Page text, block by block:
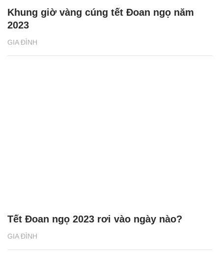
GIA ĐÌNH
Khung giờ vàng cúng tết Đoan ngọ năm
2023
GIA ĐÌNH
Tết Đoan ngọ 2023 rơi vào ngày nào?